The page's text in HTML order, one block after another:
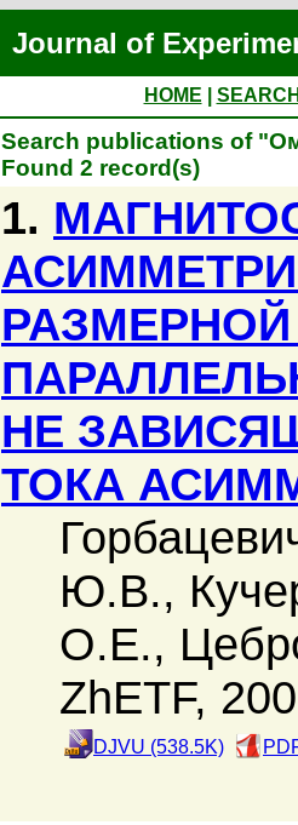
Journal of
HOME
Search publications of
Found 2 record(s)
1.
НЕ
ТОКА
Ю.В.,
О.Е.,
ZhETF,
DJVU (538.5K)